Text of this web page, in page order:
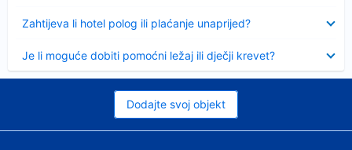
Zahtijeva li hotel polog ili plaćanje unaprijed?
Je li moguće dobiti pomoćni ležaj ili dječji krevet?
Dodajte svoj objekt